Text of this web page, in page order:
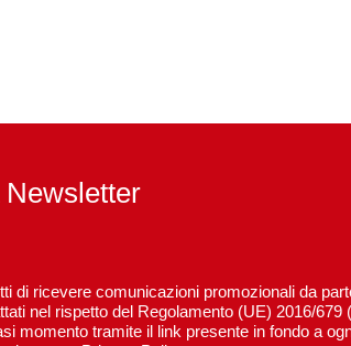
di ricevere comunicazioni promozionali da
nel rispetto del Regolamento (UE) 2016/679
momento tramite il link presente in fondo a